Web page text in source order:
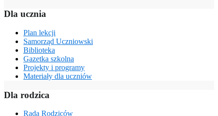
Dla ucznia
Plan lekcji
Samorząd Uczniowski
Biblioteka
Gazetka szkolna
Projekty i programy
Materiały dla uczniów
Dla rodzica
Rada Rodziców